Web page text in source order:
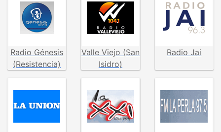
Radio Génesis
(Resistencia)
Valle Viejo (San
Isidro)
Radio Jai